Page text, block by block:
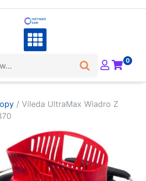
0
/ Vileda UltraMax Wiadro Z